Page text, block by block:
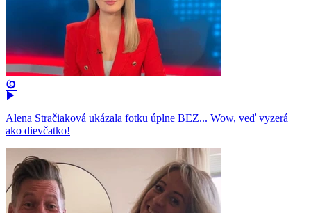
Alena Stračiaková ukázala fotku úplne BEZ... Wow, veď vyzerá
ako dievčatko!